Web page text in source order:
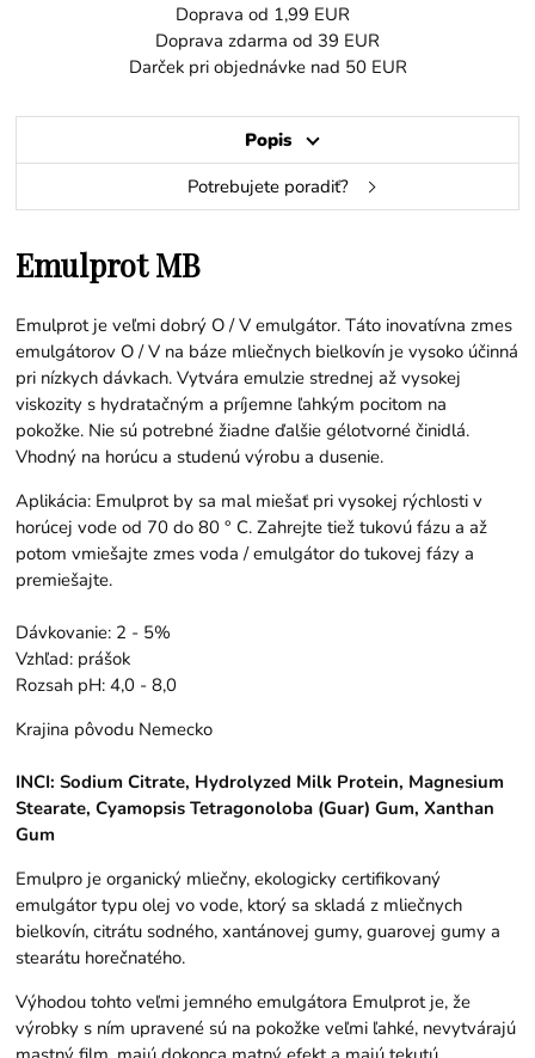
Doprava od 1,99 EUR
Doprava zdarma od 39 EUR
Darček pri objednávke nad 50 EUR
Popis
Potrebujete poradiť?
Emulprot MB
Emulprot je veľmi dobrý O / V emulgátor. Táto inovatívna zmes
emulgátorov O / V na báze mliečnych bielkovín je vysoko účinná
pri nízkych dávkach. Vytvára emulzie strednej až vysokej
viskozity s hydratačným a príjemne ľahkým pocitom na
pokožke. Nie sú potrebné žiadne ďalšie gélotvorné činidlá.
Vhodný na horúcu a studenú výrobu a dusenie.
Aplikácia: Emulprot by sa mal miešať pri vysokej rýchlosti v
horúcej vode od 70 do 80 ° C. Zahrejte tiež tukovú fázu a až
potom vmiešajte zmes voda / emulgátor do tukovej fázy a
premiešajte.
Dávkovanie: 2 - 5%
Vzhľad: prášok
Rozsah pH: 4,0 - 8,0
Krajina pôvodu Nemecko
INCI: Sodium Citrate, Hydrolyzed Milk Protein, Magnesium
Stearate, Cyamopsis Tetragonoloba (Guar) Gum, Xanthan
Gum
Emulpro je organický mliečny, ekologicky certifikovaný
emulgátor typu olej vo vode, ktorý sa skladá z mliečnych
bielkovín, citrátu sodného, ​​xantánovej gumy, guarovej gumy a
stearátu horečnatého.
Výhodou tohto veľmi jemného emulgátora Emulprot je, že
výrobky s ním upravené sú na pokožke veľmi ľahké, nevytvárajú